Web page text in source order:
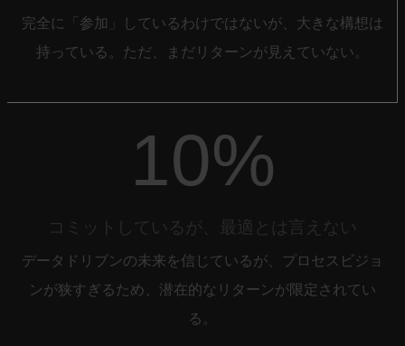
完全に「参加」しているわけではないが、大きな構想は
持っている。ただ、まだリターンが見えていない。
10%
コミットしているが、最適とは言えない
データドリブンの未来を信じているが、プロセスビジョ
ンが狭すぎるため、潜在的なリターンが限定されてい
る。